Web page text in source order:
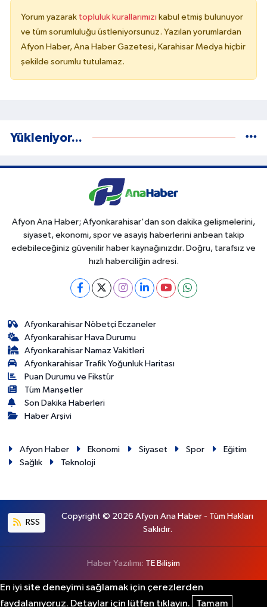
Yorum yazarak topluluk kurallarımızı kabul etmiş bulunuyor
ve tüm sorumluluğu üstleniyorsunuz. Yazılan yorumlardan
Afyon Haber, Ana Haber Gazetesi, Karahisar Medya hiçbir
şekilde sorumlu tutulamaz.
Yükleniyor...
Afyon Ana Haber; Afyonkarahisar'dan son dakika gelişmelerini,
siyaset, ekonomi, spor ve asayiş haberlerini anbean takip
edebileceğiniz güvenilir haber kaynağınızdır. Doğru, tarafsız ve
hızlı haberciliğin adresi.
Afyonkarahisar Nöbetçi Eczaneler
Afyonkarahisar Hava Durumu
Afyonkarahisar Namaz Vakitleri
Afyonkarahisar Trafik Yoğunluk Haritası
Puan Durumu ve Fikstür
Tüm Manşetler
Son Dakika Haberleri
Haber Arşivi
Afyon Haber Ekonomi Siyaset Spor
Eğitim
Sağlık
Teknoloji
RSS
Copyright © 2026 Afyon Ana Haber - Tüm Hakları
Saklıdır.
Haber Yazılımı: TE Bilişim
En iyi site deneyimi sağlamak için çerezlerden
faydalanıyoruz. Detaylar için lütfen tıklayın.
Tamam